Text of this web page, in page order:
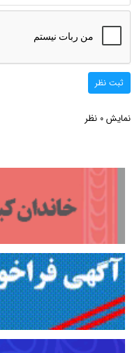
ثبت نظر
نمایش 0 نظر